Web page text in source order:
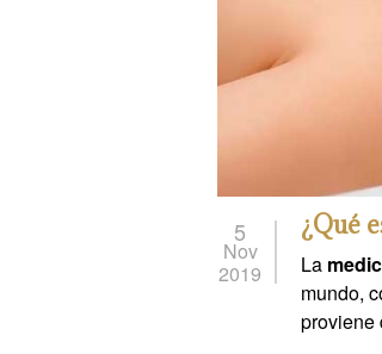
5
Nov
2019
¿Qué
La
mundo,
proviene